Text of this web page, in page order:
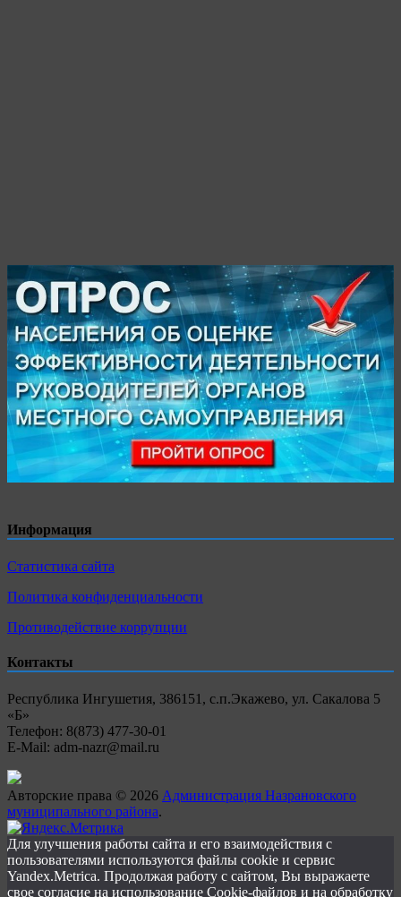
Информация
Статистика сайта
Политика конфиденциальности
Противодействие коррупции
Контакты
Республика Ингушетия, 386151, с.п.Экажево, ул. Сакалова 5
«Б»
Телефон: 8(873) 477-30-01
E-Mail: adm-nazr@mail.ru
Авторские права © 2026 Администрация Назрановского
муниципального района.
Для улучшения работы сайта и его взаимодействия с
пользователями используются файлы cookie и сервис
Yandex.Metrica. Продолжая работу с сайтом, Вы выражаете
свое согласие на использование Cookie-файлов и на обработку